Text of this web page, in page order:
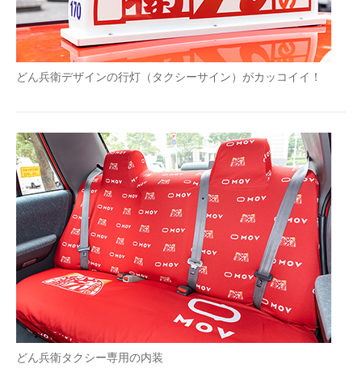
どん兵衛デザインの行灯（タクシーサイン）がカッコイイ！
どん兵衛タクシー専用の内装